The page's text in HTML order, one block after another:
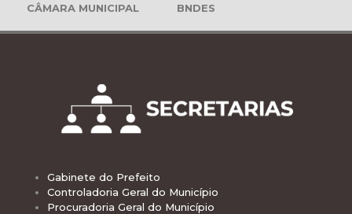
CÂMARA MUNICIPAL BNDES
Gabinete do Prefeito
Controladoria Geral do Município
Procuradoria Geral do Município